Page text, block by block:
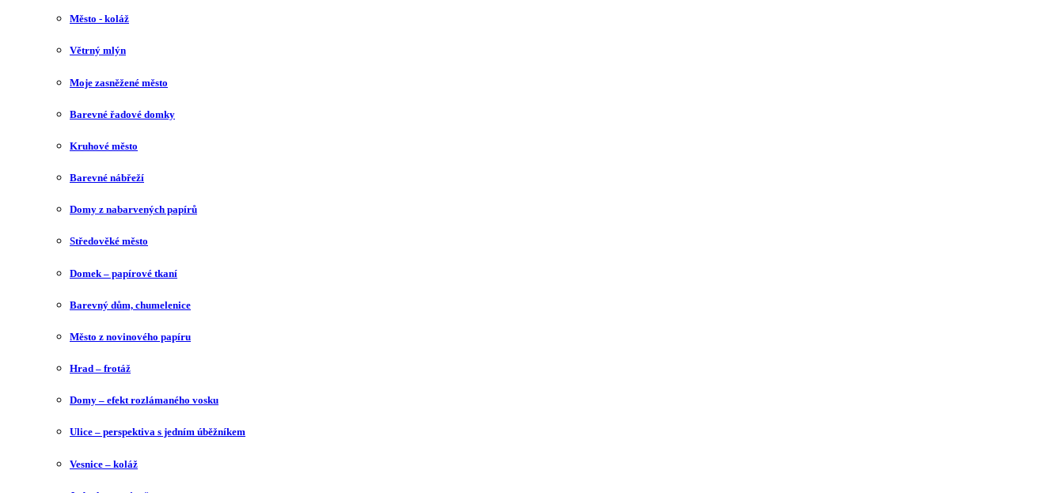
Město - koláž
Větrný mlýn
Moje zasněžené město
Barevné řadové domky
Kruhové město
Barevné nábřeží
Domy z nabarvených papírů
Středověké město
Domek – papírové tkaní
Barevný dům, chumelenice
Město z novinového papíru
Hrad – frotáž
Domy – efekt rozlámaného vosku
Ulice – perspektiva s jedním úběžníkem
Vesnice – koláž